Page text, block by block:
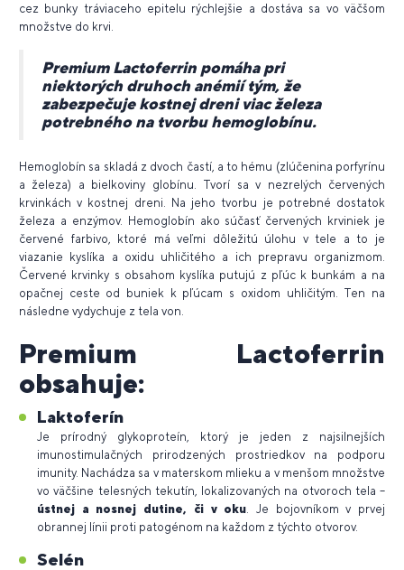
cez bunky tráviaceho epitelu rýchlejšie a dostáva sa vo väčšom
množstve do krvi.
Premium Lactoferrin pomáha pri
niektorých druhoch anémií tým, že
zabezpečuje kostnej dreni viac železa
potrebného na tvorbu hemoglobínu.
Hemoglobín sa skladá z dvoch častí, a to hému (zlúčenina porfyrínu
a železa) a bielkoviny globínu. Tvorí sa v nezrelých červených
krvinkách v kostnej dreni. Na jeho tvorbu je potrebné dostatok
železa a enzýmov. Hemoglobín ako súčasť červených krviniek je
červené farbivo, ktoré má veľmi dôležitú úlohu v tele a to je
viazanie kyslíka a oxidu uhličitého a ich prepravu organizmom.
Červené krvinky s obsahom kyslíka putujú z pľúc k bunkám a na
opačnej ceste od buniek k pľúcam s oxidom uhličitým. Ten na
následne vydychuje z tela von.
Premium Lactoferrin
obsahuje:
Laktoferín
Je prírodný glykoproteín, ktorý je jeden z najsilnejších
imunostimulačných prirodzených prostriedkov na podporu
imunity. Nachádza sa v materskom mlieku a v menšom množstve
vo väčšine telesných tekutín, lokalizovaných na otvoroch tela –
ústnej a nosnej dutine, či v oku . Je bojovníkom v prvej
obrannej línii proti patogénom na každom z týchto otvorov.
Selén